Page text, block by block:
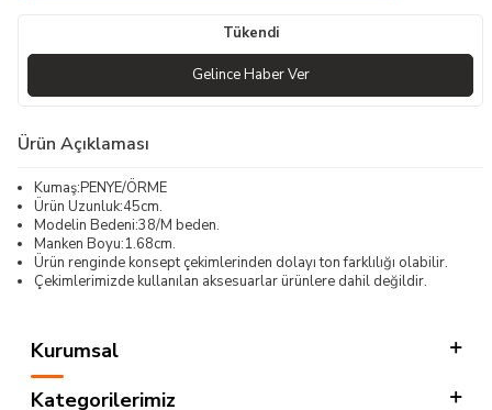
Tükendi
Gelince Haber Ver
Ürün Açıklaması
Kumaş:PENYE/ÖRME
Ürün Uzunluk:45cm.
Modelin Bedeni:38/M beden.
Manken Boyu:1.68cm.
Ürün renginde konsept çekimlerinden dolayı ton farklılığı olabilir.
Çekimlerimizde kullanılan aksesuarlar ürünlere dahil değildir.
Kurumsal
Kategorilerimiz